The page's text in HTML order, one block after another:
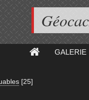
GALERIE
[25]